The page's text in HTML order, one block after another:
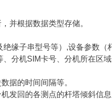
并根据数据类型存储。
缘子串型号等）,设备参数（
分机SIM卡号、分机所在区域
据的时间间隔等。
发回的各测点的杆塔倾斜信息